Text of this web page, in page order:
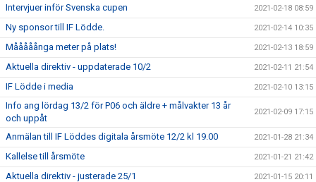
Intervjuer inför Svenska cupen 2021-02-18 08:59
Ny sponsor till IF Lödde. 2021-02-14 10:35
Mååååånga meter på plats! 2021-02-13 18:59
Aktuella direktiv - uppdaterade 10/2 2021-02-11 21:54
IF Lödde i media 2021-02-10 13:15
Info ang lördag 13/2 för P06 och äldre + målvakter 13 år
och uppåt
2021-02-09 17:15
Anmälan till IF Löddes digitala årsmöte 12/2 kl 19.00 2021-01-28 21:34
Kallelse till årsmöte 2021-01-21 21:42
Aktuella direktiv - justerade 25/1 2021-01-15 20:11